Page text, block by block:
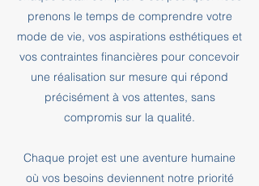
prenons le temps de comprendre votre
mode de vie, vos aspirations esthétiques et
vos contraintes financières pour concevoir
une réalisation sur mesure qui répond
précisément à vos attentes, sans
compromis sur la qualité.
Chaque projet est une aventure humaine
où vos besoins deviennent notre priorité